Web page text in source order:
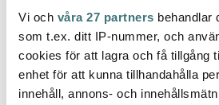
Vi och våra 27 partners behandlar
som t.ex. ditt IP-nummer, och
cookies för att lagra och få tillgång
enhet för att kunna tillhandahålla
innehåll, annons- och
Relaterade sidor